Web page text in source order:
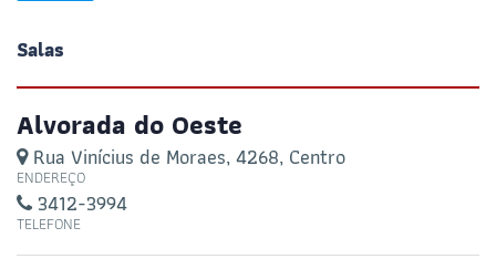
Salas
Alvorada do Oeste
Rua Vinícius de Moraes, 4268, Centro
ENDEREÇO
3412-3994
TELEFONE